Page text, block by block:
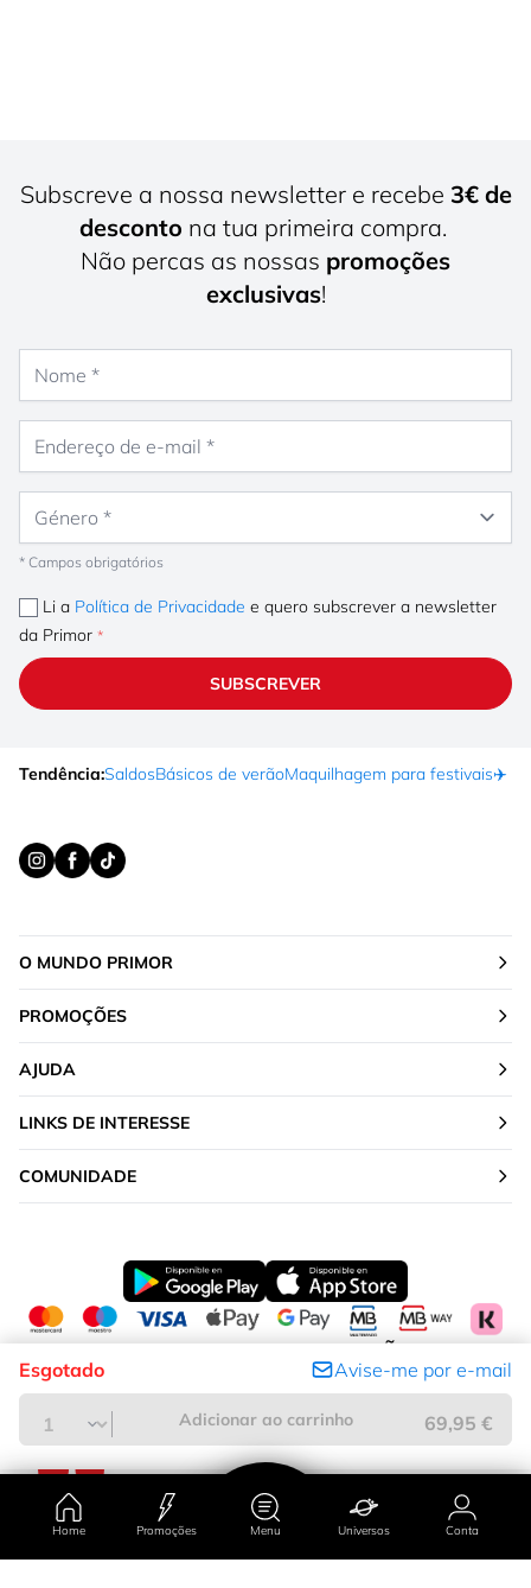
Home Promoções Menu Universos Conta
Esgotado Avise-me por e-mail
Adicionar ao carrinho 69,95 €
Subscreve a nossa newsletter e recebe 3€ de
desconto na tua primeira compra.
Não percas as nossas promoções
exclusivas!
* Campos obrigatórios
Li a Política de Privacidade e quero subscrever a newsletter
da Primor
SUBSCREVER
Tendência:SaldosBásicos de verãoMaquilhagem para festivais✈️
O MUNDO PRIMOR
PROMOÇÕES
AJUDA
LINKS DE INTERESSE
COMUNIDADE
ALTERAR A TUA LOCALIZAÇÃO
Portugal